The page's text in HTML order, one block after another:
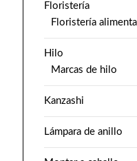
Floristería
Floristería
Hilo
Marcas de hilo
Kanzashi
Lámpara de anillo